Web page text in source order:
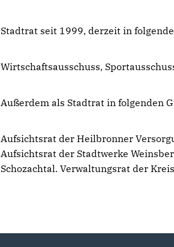
Stadtrat seit 1999, derzeit in
Wirtschaftsausschuss,
Außerdem als Stadtrat in folgenden
Aufsichtsrat der Heilbronner
Aufsichtsrat der Stadtwerke
Schozachtal. Verwaltungsrat der